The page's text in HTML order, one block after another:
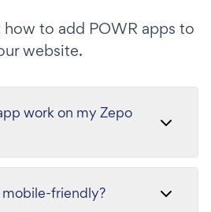
to add POWR apps to
website.
work on my Zepo
mobile-friendly?